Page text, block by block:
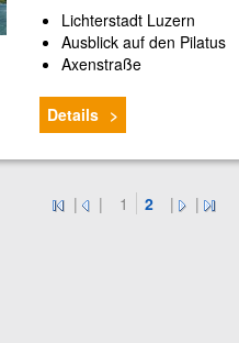
Lichterstadt Luzern
Ausblick auf den Pilatus
Axenstraße
Details
| | 1 2 | |